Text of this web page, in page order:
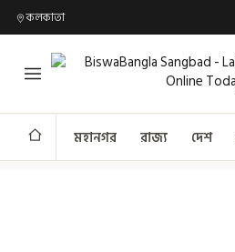
কলকাতা
মহানগর রাজ্য দেশ